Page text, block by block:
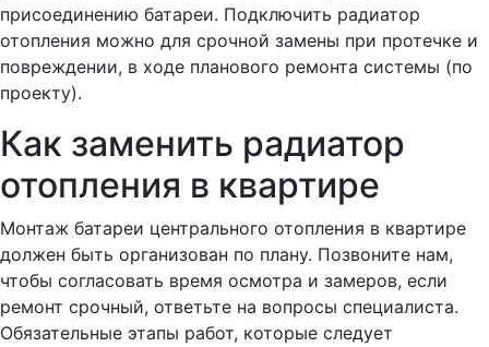
присоединению батареи. Подключить радиатор
отопления можно для срочной замены при протечке и
повреждении, в ходе планового ремонта системы (по
проекту).
Как заменить радиатор
отопления в квартире
Монтаж батареи центрального отопления в квартире
должен быть организован по плану. Позвоните нам,
чтобы согласовать время осмотра и замеров, если
ремонт срочный, ответьте на вопросы специалиста.
Обязательные этапы работ, которые следует